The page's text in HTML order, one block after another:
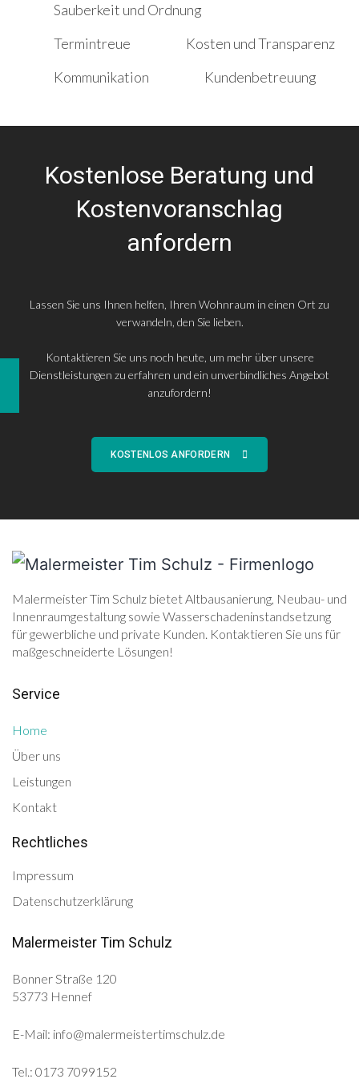
Sauberkeit und Ordnung
Termintreue
Kosten und Transparenz
Kommunikation
Kundenbetreuung
Kostenlose Beratung und
Kostenvoranschlag
anfordern
Lassen Sie uns Ihnen helfen, Ihren Wohnraum in einen Ort zu
verwandeln, den Sie lieben.
Kontaktieren Sie uns noch heute, um mehr über unsere
Dienstleistungen zu erfahren und ein unverbindliches Angebot
anzufordern!
KOSTENLOS ANFORDERN
Malermeister Tim Schulz bietet Altbausanierung, Neubau- und
Innenraumgestaltung sowie Wasserschadeninstandsetzung
für gewerbliche und private Kunden. Kontaktieren Sie uns für
maßgeschneiderte Lösungen!
Service
Home
Über uns
Leistungen
Kontakt
Rechtliches
Impressum
Datenschutzerklärung
Malermeister Tim Schulz
Bonner Straße 120
53773 Hennef
E-Mail: info@malermeistertimschulz.de
Tel.: 0173 7099152